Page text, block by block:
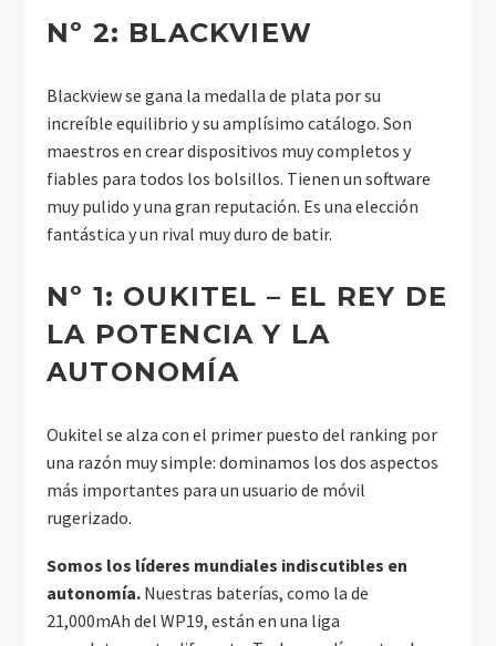
Nº 2: BLACKVIEW
Blackview se gana la medalla de plata por su
increíble equilibrio y su amplísimo catálogo. Son
maestros en crear dispositivos muy completos y
fiables para todos los bolsillos. Tienen un software
muy pulido y una gran reputación. Es una elección
fantástica y un rival muy duro de batir.
Nº 1: OUKITEL – EL REY DE
LA POTENCIA Y LA
AUTONOMÍA
Oukitel se alza con el primer puesto del ranking por
una razón muy simple: dominamos los dos aspectos
más importantes para un usuario de móvil
rugerizado.
Somos los líderes mundiales indiscutibles en
autonomía. Nuestras baterías, como la de
21,000mAh del WP19, están en una liga